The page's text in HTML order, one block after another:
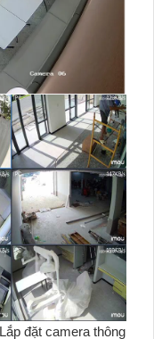
đặt camera thông